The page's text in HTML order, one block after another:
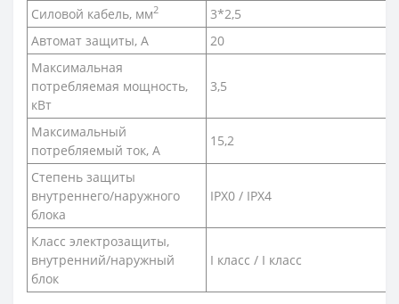
Силовой кабель, мм2
3*2,5
Автомат защиты, А
20
Максимальная
потребляемая мощность,
кВт
3,5
Максимальный
потребляемый ток, А
15,2
Степень защиты
внутреннего/наружного
блока
IPX0 / IPX4
Класс электрозащиты,
внутренний/наружный
блок
I класс / I класс